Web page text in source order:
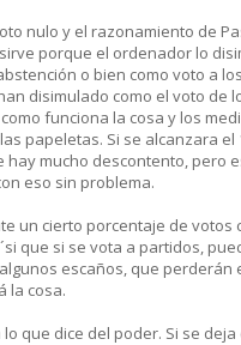
nulo y el razonamiento de
porque el ordenador lo
o bien como voto a
disimulado como el voto de
funciona la cosa y los
papeletas. Si se alcanzara el
hay mucho descontento, pero
eso sin problema.
un cierto porcentaje de votos
que si se vota a partidos,
escaños, que perderán
la cosa.
lo que dice del poder. Si se